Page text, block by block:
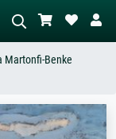
– ex. prairie verte,
beaucoup de rouge,
Martonfi-Benke